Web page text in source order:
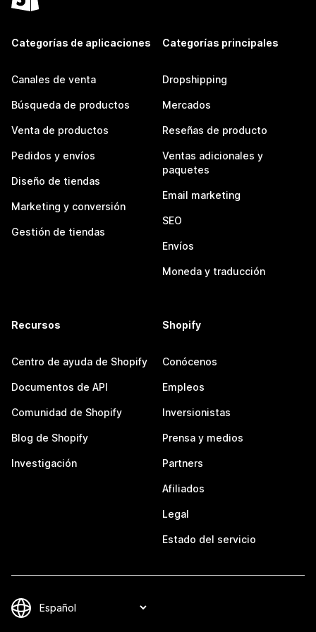
Categorías de aplicaciones
Canales de venta
Búsqueda de productos
Venta de productos
Pedidos y envíos
Diseño de tiendas
Marketing y conversión
Gestión de tiendas
Categorías principales
Dropshipping
Mercados
Reseñas de producto
Ventas adicionales y
paquetes
Email marketing
SEO
Envíos
Moneda y traducción
Recursos
Centro de ayuda de Shopify
Documentos de API
Comunidad de Shopify
Blog de Shopify
Investigación
Shopify
Conócenos
Empleos
Inversionistas
Prensa y medios
Partners
Afiliados
Legal
Estado del servicio